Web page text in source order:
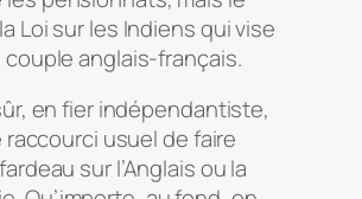
Loi sur les Indiens qui vise
couple anglais-français.
en fier indépendantiste,
raccourci usuel de faire
sur l’Anglais ou la